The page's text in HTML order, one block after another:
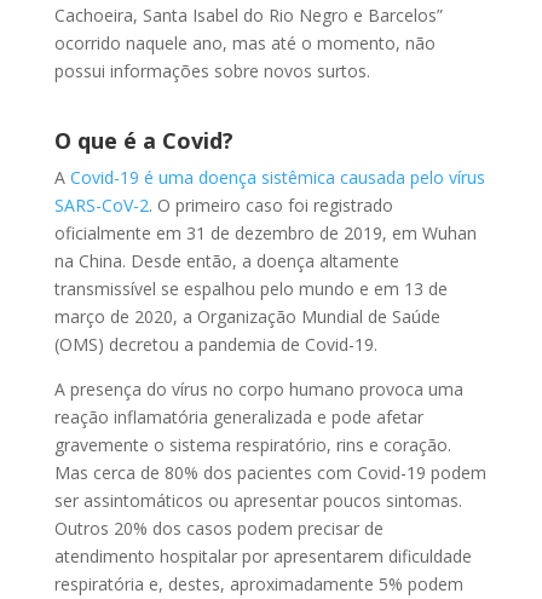
Cachoeira, Santa Isabel do Rio Negro e Barcelos”
ocorrido naquele ano, mas até o momento, não
possui informações sobre novos surtos.
O que é a Covid?
A Covid-19 é uma doença sistêmica causada pelo vírus
SARS-CoV-2. O primeiro caso foi registrado
oficialmente em 31 de dezembro de 2019, em Wuhan
na China. Desde então, a doença altamente
transmissível se espalhou pelo mundo e em 13 de
março de 2020, a Organização Mundial de Saúde
(OMS) decretou a pandemia de Covid-19.
A presença do vírus no corpo humano provoca uma
reação inflamatória generalizada e pode afetar
gravemente o sistema respiratório, rins e coração.
Mas cerca de 80% dos pacientes com Covid-19 podem
ser assintomáticos ou apresentar poucos sintomas.
Outros 20% dos casos podem precisar de
atendimento hospitalar por apresentarem dificuldade
respiratória e, destes, aproximadamente 5% podem